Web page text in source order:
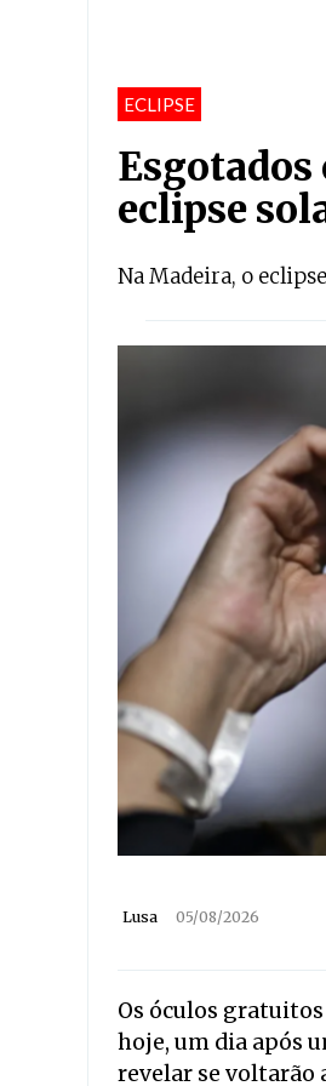
ECLIPSE
eclipse
Na Madeira, o
Lusa 05/08/2026
Os óculos
hoje, um dia após
revelar se voltarão